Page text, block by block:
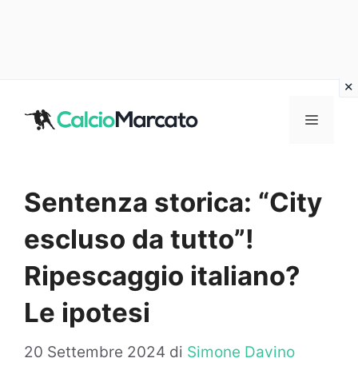
MENU
Sentenza storica: “City
escluso da tutto”!
Ripescaggio italiano?
Le ipotesi
20 Settembre 2024 di Simone Davino